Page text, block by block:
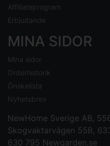
Affiliateprogram
Erbjudande
MINA SIDOR
Mina sidor
Orderhistorik
Önskelista
Nyhetsbrev
NewHome Sverige AB,
Skogvaktarvägen 55B,
630 795 Newgarden.se